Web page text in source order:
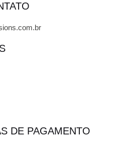
DE PAGAMENTO